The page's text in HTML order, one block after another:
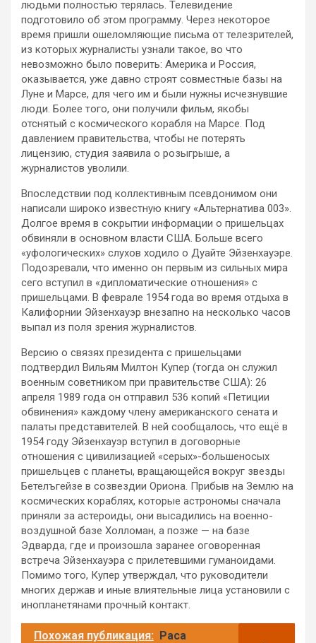
людьми полностью терялась. Телевидение
подготовило об этом программу. Через некоторое
время пришли ошеломляющие письма от телезрителей,
из которых журналисты узнали такое, во что
невозможно было поверить: Америка и Россия,
оказывается, уже давно строят совместные базы на
Луне и Марсе, для чего им и были нужны исчезнувшие
люди. Более того, они получили фильм, якобы
отснятый с космического корабля на Марсе. Под
давлением правительства, чтобы не потерять
лицензию, студия заявила о розыгрыше, а
журналистов уволили.
Впоследствии под коллективным псевдонимом они
написали широко известную книгу «Альтернатива 003».
Долгое время в сокрытии информации о пришельцах
обвиняли в основном власти США. Больше всего
«уфологических» слухов ходило о Дуайте Эйзенхауэре.
Подозревали, что именно он первым из сильных мира
сего вступил в «дипломатические отношения» с
пришельцами. В феврале 1954 года во время отдыха в
Калифорнии Эйзенхауэр внезапно на несколько часов
выпал из поля зрения журналистов.
Версию о связях президента с пришельцами
подтвердил Вильям Милтон Купер (тогда он служил
военным советником при правительстве США): 26
апреля 1989 года он отправил 536 копий «Петиции
обвинения» каждому члену американского сената и
палаты представителей. В ней сообщалось, что ещё в
1954 году Эйзенхауэр вступил в договорные
отношения с цивилизацией «серых»-большеносых
пришельцев с планеты, вращающейся вокруг звезды
Бетелъгейзе в созвездии Ориона. Прибыв на Землю на
космических кораблях, которые астрономы сначала
приняли за астероиды, они высадились на военно-
воздушной базе Холломан, а позже — на базе
Эдварда, где и произошла заранее оговоренная
встреча Эйзенхауэра с прилетевшими гуманоидами.
Помимо того, Купер утверждал, что руководители
многих держав и иные влиятельные лица установили с
инопланетянами прочный контакт.
Похожая публикация: Раса